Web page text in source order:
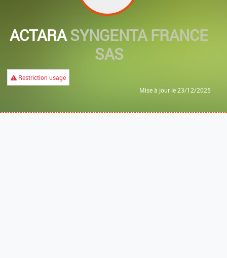
ACTARASYNGENTA FRANCE
SAS
Restriction usage
Mise à jour le 23/12/2025